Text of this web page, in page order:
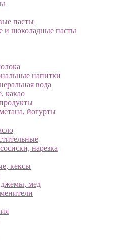
пасты
и шоколадные пасты
напитки
вода
какао
йогурты
нарезка
кексы
мед